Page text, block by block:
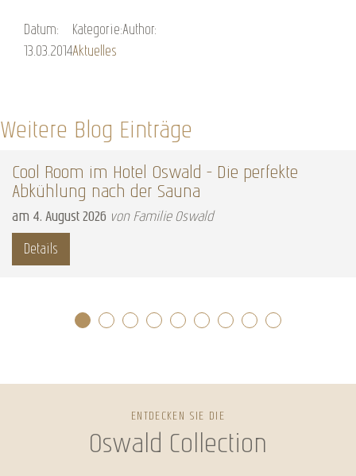
Datum:
13.03.2014
Kategorie:
Aktuelles
Author:
Weitere Blog Einträge
Cool Room im Hotel Oswald – Die perfekte
Abkühlung nach der Sauna
am 4. August 2026 von Familie Oswald
Details
ENTDECKEN SIE DIE
Oswald Collection